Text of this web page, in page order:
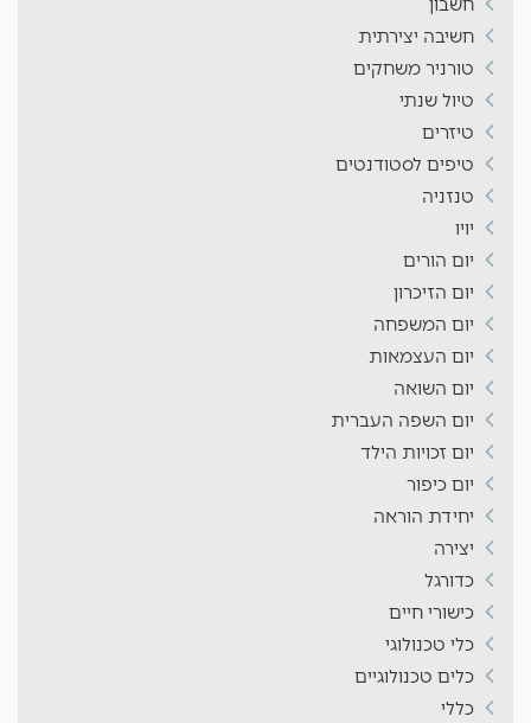
חשיבה יצירתית
טורניר משחקים
טיול שנתי
טיזרים
טיפים לסטודנטים
טנזניה
יויו
יום הורים
יום הזיכרון
יום המשפחה
יום העצמאות
יום השואה
יום השפה העברית
יום זכויות הילד
יום כיפור
יחידת הוראה
יצירה
כדורגל
כישורי חיים
כלי טכנולוגי
כלים טכנולוגיים
כללי